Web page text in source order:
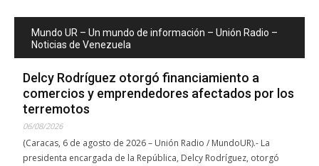
Mundo UR – Un mundo de información – Unión Radio –
Noticias de Venezuela
Delcy Rodríguez otorgó financiamiento a
comercios y emprendedores afectados por los
terremotos
06/08/2026
(Caracas, 6 de agosto de 2026 – Unión Radio / MundoUR).- La
presidenta encargada de la República, Delcy Rodríguez, otorgó